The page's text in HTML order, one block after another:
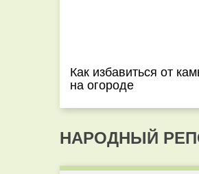
Как избавиться от
на огороде
НАРОДНЫЙ